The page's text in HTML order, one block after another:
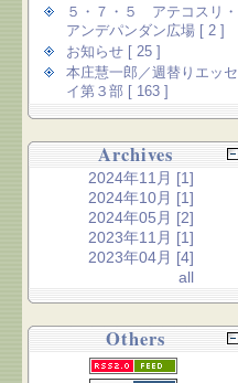
５・７・５ アテコスリ・
アンデパンダン広場 [ 2 ]
お知らせ [ 25 ]
本庄慧一郎／週替りエッセ
イ第３部 [ 163 ]
Archives
2024年11月 [1]
2024年10月 [1]
2024年05月 [2]
2023年11月 [1]
2023年04月 [4]
all
Others